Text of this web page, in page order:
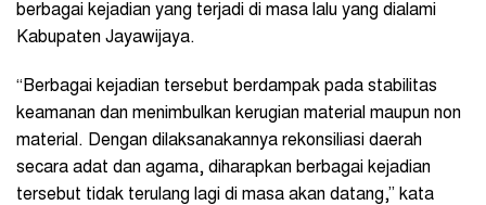
berbagai kejadian yang terjadi di masa lalu yang dialami
Kabupaten Jayawijaya.
“Berbagai kejadian tersebut berdampak pada stabilitas
keamanan dan menimbulkan kerugian material maupun non
material. Dengan dilaksanakannya rekonsiliasi daerah
secara adat dan agama, diharapkan berbagai kejadian
tersebut tidak terulang lagi di masa akan datang,” kata